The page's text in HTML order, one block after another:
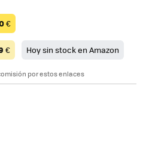
€
€ Hoy sin stock en Amazon
por estos enlaces